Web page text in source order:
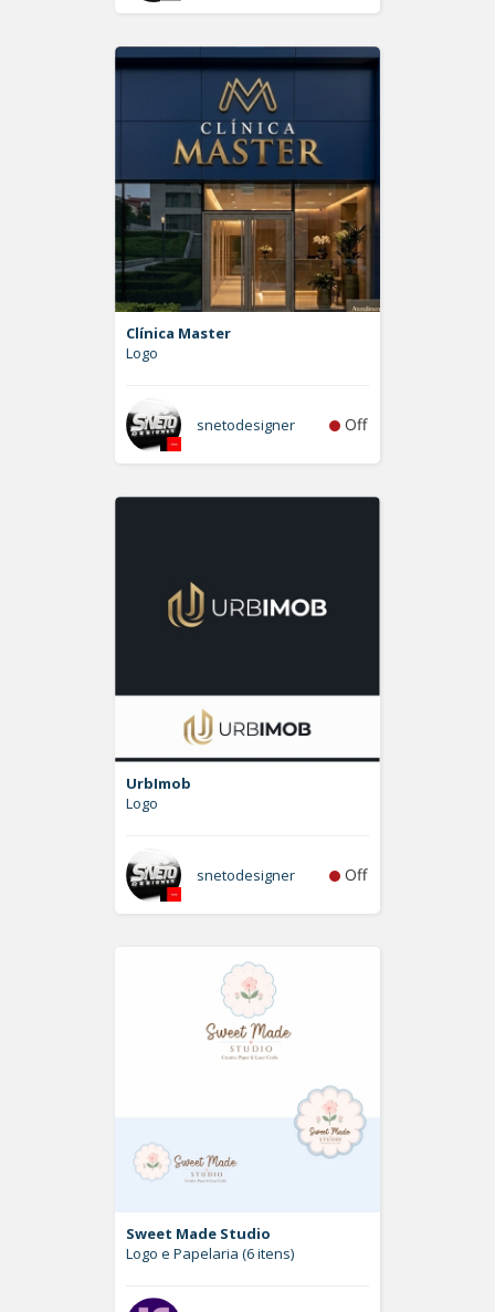
Clínica Master
Logo
snetodesigner Off
UrbImob
Logo
snetodesigner Off
Sweet Made Studio
Logo e Papelaria (6 itens)